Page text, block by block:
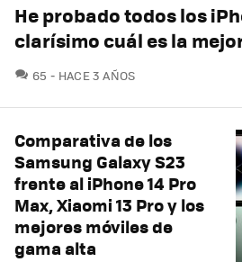
He probado todos los
clarísimo cuál es la
65 COMENTARIOS
HACE 3 AÑOS
Comparativa de los
Samsung Galaxy S23
frente al iPhone 14 Pro
Max, Xiaomi 13 Pro y los
mejores móviles de
gama alta